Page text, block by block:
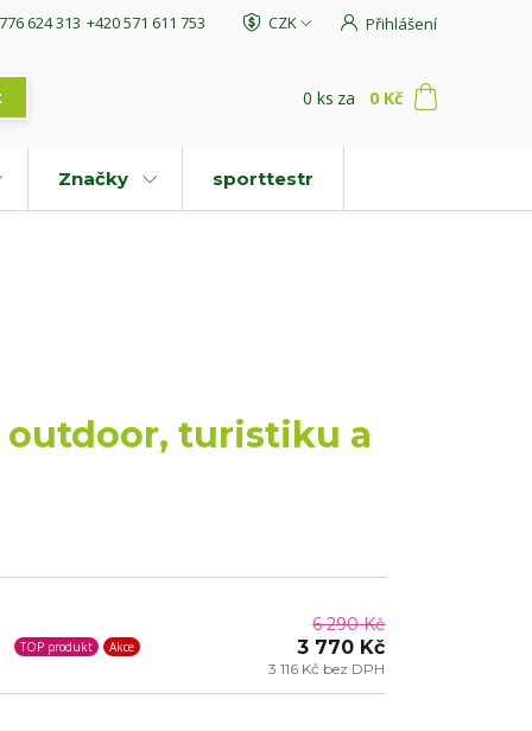
CZK Přihlášení
624 313 +420 571 611 753
0 ks za 0 Kč
Značky sporttestr
outdoor, turistiku a
TOP produkt Akce
6 290 Kč
3 770 Kč
3 116 Kč bez DPH